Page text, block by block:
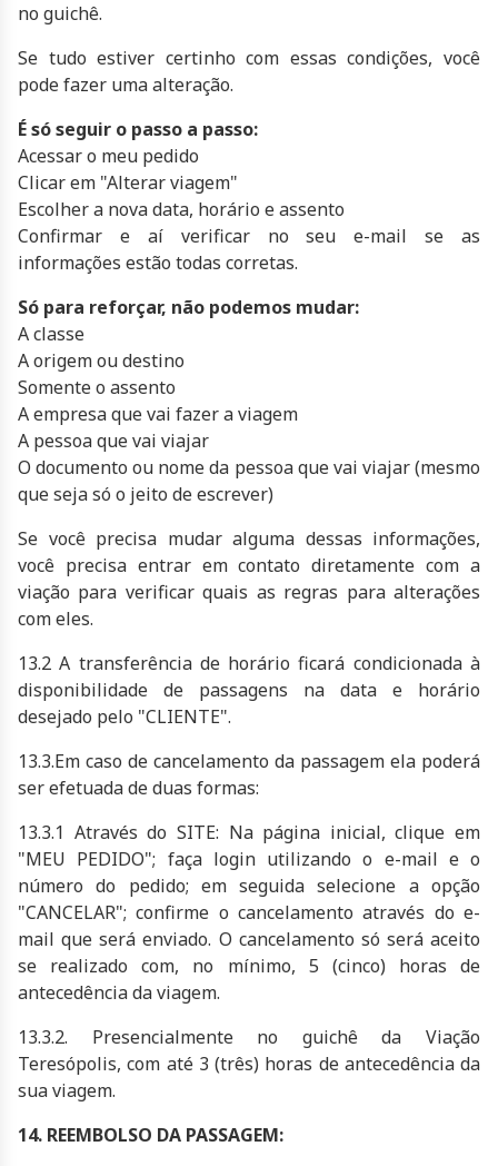
no guichê.
Se tudo estiver certinho com essas condições, você
pode fazer uma alteração.
É só seguir o passo a passo:
Acessar o meu pedido
Clicar em "Alterar viagem"
Escolher a nova data, horário e assento
Confirmar e aí verificar no seu e-mail se as
informações estão todas corretas.
Só para reforçar, não podemos mudar:
A classe
A origem ou destino
Somente o assento
A empresa que vai fazer a viagem
A pessoa que vai viajar
O documento ou nome da pessoa que vai viajar (mesmo
que seja só o jeito de escrever)
Se você precisa mudar alguma dessas informações,
você precisa entrar em contato diretamente com a
viação para verificar quais as regras para alterações
com eles.
13.2 A transferência de horário ficará condicionada à
disponibilidade de passagens na data e horário
desejado pelo "CLIENTE".
13.3.Em caso de cancelamento da passagem ela poderá
ser efetuada de duas formas:
13.3.1 Através do SITE: Na página inicial, clique em
"MEU PEDIDO"; faça login utilizando o e-mail e o
número do pedido; em seguida selecione a opção
"CANCELAR"; confirme o cancelamento através do e-
mail que será enviado. O cancelamento só será aceito
se realizado com, no mínimo, 5 (cinco) horas de
antecedência da viagem.
13.3.2. Presencialmente no guichê da Viação
Teresópolis, com até 3 (três) horas de antecedência da
sua viagem.
14. REEMBOLSO DA PASSAGEM: